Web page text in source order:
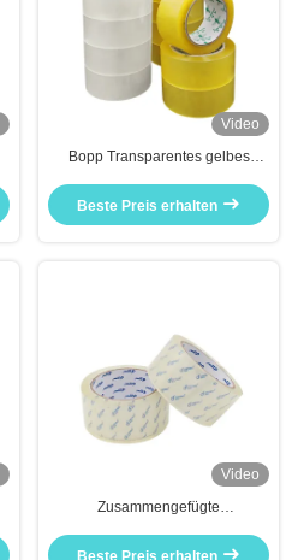
Video
Bopp Transparentes gelbes
Verpackungsteppich BOPP/OPP
Beste Preis erhalten
Video
Zusammengefügte
Versiegelung Superklarer